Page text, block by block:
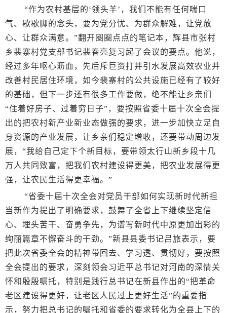
“作为农村基层的‘领头羊’，我们不能有任何喘口
气、歇歇脚的念头，要为党分忧、为群众解难，让党放
心、让群众满意。”翻开圈圈点点的笔记本，辉县市张村
乡裴寨村党支部书记裴春亮复习起了会议的要点。他说，
经过多年呕心沥血，先后斥巨资打井引水发展高效农业并
改善村民居住环境，如今裴寨村的公共设施已经有了较好
的基础，但下一步还有很多工作要做，绝不能让乡亲们
“住着好房子、过着穷日子”，要按照省委十届十次全会提
出的把农村新产业新业态做强的要求，进一步加快立足自
身资源的产业发展，让乡亲们稳定增收，还要带动周边发
展，“我给自己定下个新目标，要带领太行山新乡段十几
万人共同致富，把我们农村建设得更美，把农业发展得更
强，让农民生活得更幸福。”
“省委十届十次全会对党员干部如何实现新时代新担
当新作为提出了明确要求，鼓舞了全省上下继续坚定信
心、埋头苦干、奋勇争先，为谱写新时代中原更加出彩的
绚丽篇章不懈奋斗的干劲。”新县县委书记吕旅表示，要
把此次省委全会的精神带回去、学习透、贯彻好，要按照
全会提出的要求，深刻领会习近平总书记对河南的深情关
怀和殷殷嘱托，特别是践行总书记在新县作出的“把革命
老区建设得更好，让老区人民过上更好生活”的重要指
示，努力把总书记的嘱托和省委的要求转化为全县上下的